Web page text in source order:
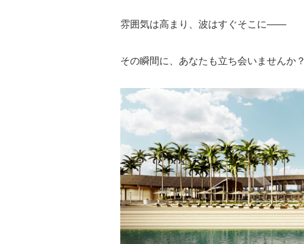
雰囲気は高まり、波はすぐそこに――
その瞬間に、あなたも立ち会いませんか？